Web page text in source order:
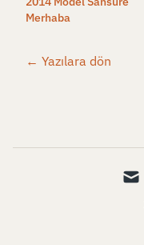
Merhaba
← Yazılara dön
mail